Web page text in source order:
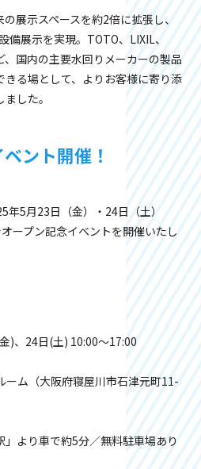
の展示スペースを約2倍に拡張し、
備展示を実現。TOTO、LIXIL、
国内の主要水回りメーカーの製品
きる場として、よりお客様に寄り添
した。
ント開催！
年5月23日（金）・24日（土）
ープン記念イベントを開催いたし
)、24日(土) 10:00～17:00
ーム（大阪府寝屋川市石津元町11-
」より車で約5分／無料駐車場あり